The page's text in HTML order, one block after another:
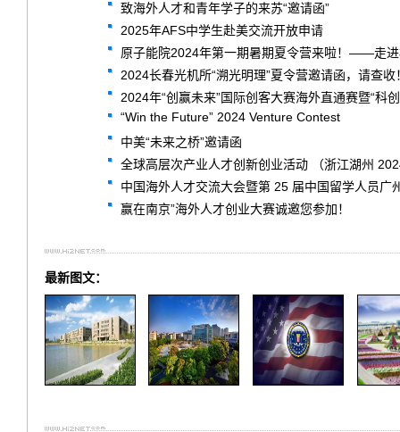
致海外人才和青年学子的来苏“邀请函”
2025年AFS中学生赴美交流开放申请
原子能院2024年第一期暑期夏令营来啦！——走
2024长春光机所“溯光明理”夏令营邀请函，请查收
2024年“创赢未来”国际创客大赛海外直通赛暨“科
“Win the Future” 2024 Venture Contest
中美“未来之桥”邀请函
全球高层次产业人才创新创业活动 （浙江湖州
中国海外人才交流大会暨第 25 届中国留学人员广
赢在南京”海外人才创业大赛诚邀您参加！
最新图文：